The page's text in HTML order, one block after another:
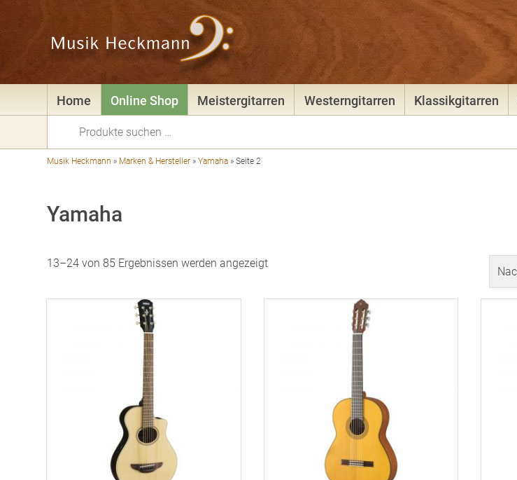
Home Online Shop Meistergitarren Westerngitarren Klassikgitarren
Musik Heckmann » Marken & Hersteller »Yamaha »Seite 2
Yamaha
13–24 von 85 Ergebnissen werden angezeigtNach
sortiert: